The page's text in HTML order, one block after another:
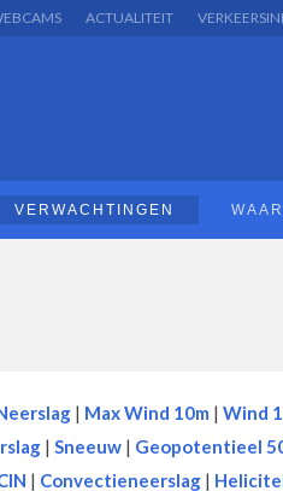
ACTUALITEIT
VERWACHTINGEN
| Max Wind 10m | Wind
| Sneeuw | Geopotentieel
| Convectieneerslag |